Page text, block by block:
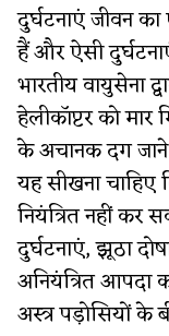
दुर्घटनाएं जीवन
हैं और ऐसी
भारतीय वायुसेना
हेलीकॉप्टर को मार
के अचानक दग जाने
यह सीखना चाहिए
नियंत्रित नहीं
दुर्घटनाएं, झूठा
अनियंत्रित आपदा
अस्त्र पड़ोसियों